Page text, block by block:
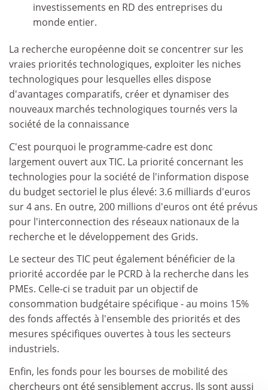
investissements en RD des entreprises du
monde entier.
La recherche européenne doit se concentrer sur les
vraies priorités technologiques, exploiter les niches
technologiques pour lesquelles elles dispose
d'avantages comparatifs, créer et dynamiser des
nouveaux marchés technologiques tournés vers la
société de la connaissance
C'est pourquoi le programme-cadre est donc
largement ouvert aux TIC. La priorité concernant les
technologies pour la société de l'information dispose
du budget sectoriel le plus élevé: 3.6 milliards d'euros
sur 4 ans. En outre, 200 millions d'euros ont été prévus
pour l'interconnection des réseaux nationaux de la
recherche et le développement des Grids.
Le secteur des TIC peut également bénéficier de la
priorité accordée par le PCRD à la recherche dans les
PMEs. Celle-ci se traduit par un objectif de
consommation budgétaire spécifique - au moins 15%
des fonds affectés à l'ensemble des priorités et des
mesures spécifiques ouvertes à tous les secteurs
industriels.
Enfin, les fonds pour les bourses de mobilité des
chercheurs ont été sensiblement accrus. Ils sont aussi